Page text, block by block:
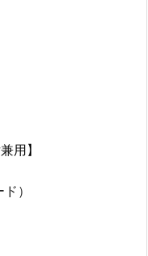
用】
）